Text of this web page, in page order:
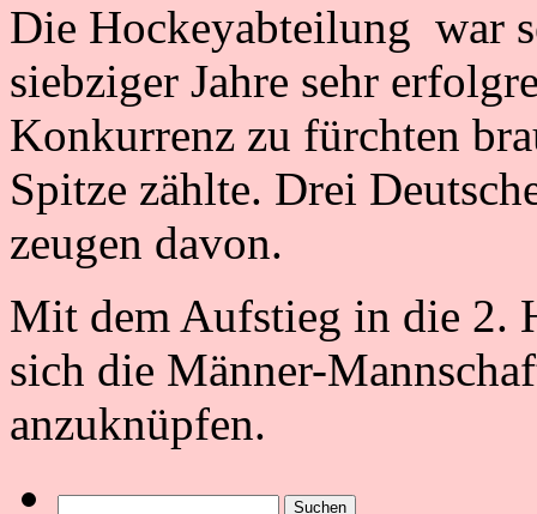
Die Hockeyabteilung war
siebziger Jahre sehr
Konkurrenz zu fürchten
Spitze zählte. Drei
zeugen davon.
Mit dem Aufstieg in die 2.
sich die Männer-
anzuknüpfen.